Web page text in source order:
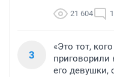
21 604
3
«Это тот,
приговорили
его девушки,